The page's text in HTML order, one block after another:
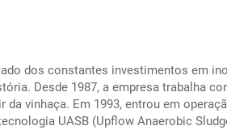
dos constantes investimentos em
Desde 1987, a empresa trabalha
vinhaça. Em 1993, entrou em
UASB (Upflow Anaerobic